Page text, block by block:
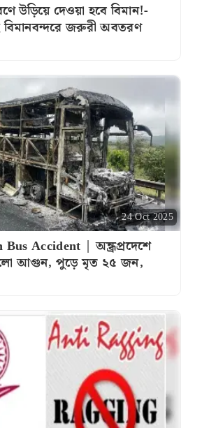
উড়িয়ে দেওয়া হবে বিমান!-
বিমানবন্দরে জরুরী অবতরণ
24 Oct 2025
Accident | অন্ধ্রপ্রদেশে
আগুন, পুড়ে মৃত ২৫ জন,